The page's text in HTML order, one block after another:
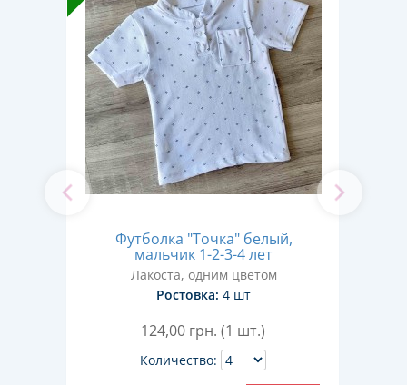
Футболка "Точка" белый,
мальчик 1-2-3-4 лет
Лакоста, одним цветом
Ростовка: 4 шт
124,00 грн. (1 шт.)
Количество: